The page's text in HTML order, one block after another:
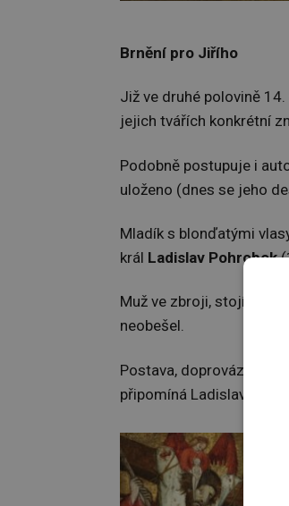
Brnění pro Jiřího
Již ve druhé polovině
jejich tvářích konkrétní
Podobně postupuje i
uloženo (dnes se jeho
Mladík s blonďatými
král Ladislav Pohrobek
Muž ve zbroji, stojící za
neobešel.
Postava, doprovázející
připomíná Ladislavova